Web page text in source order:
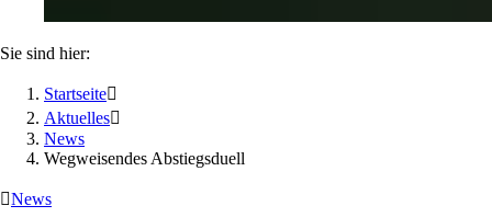
Sie sind hier:
Startseite
Aktuelles
News
Wegweisendes Abstiegsduell
News